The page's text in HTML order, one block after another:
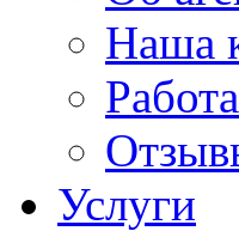
Наша
Услуги